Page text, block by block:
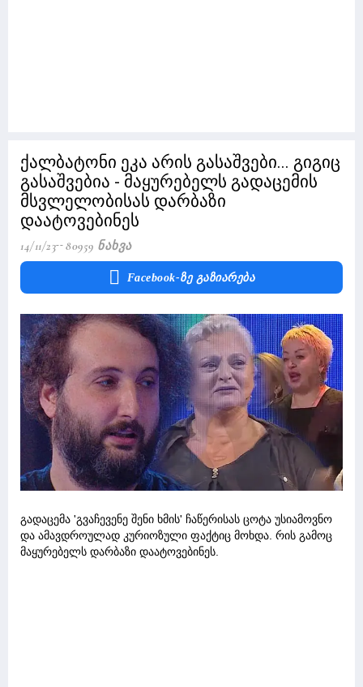
ქალბატონი ეკა არის გასაშვები... გიგიც
გასაშვებია - მაყურებელს გადაცემის
მსვლელობისას დარბაზი
დაატოვებინეს
14/11/23 80959 Ნახვა
Facebook-Ზე Გაზიარება
გადაცემა 'გვაჩევენე შენი ხმის' ჩაწერისას ცოტა უსიამოვნო
და ამავდროულად კურიოზული ფაქტიც მოხდა. რის გამოც
მაყურებელს დარბაზი დაატოვებინეს.